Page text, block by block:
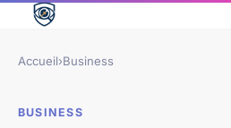
Accueil›Business
BUSINESS